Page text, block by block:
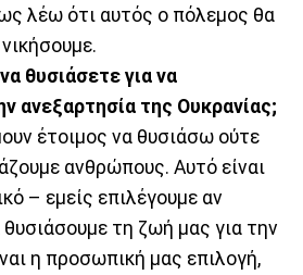
λέω ότι αυτός ο πόλεμος θα
θυσιάσετε για να
ανεξαρτησία της Ουκρανίας;
έτοιμος να θυσιάσω ούτε
ανθρώπους. Αυτό είναι
– εμείς επιλέγουμε αν
θυσιάσουμε τη ζωή μας για την
η προσωπική μας επιλογή,